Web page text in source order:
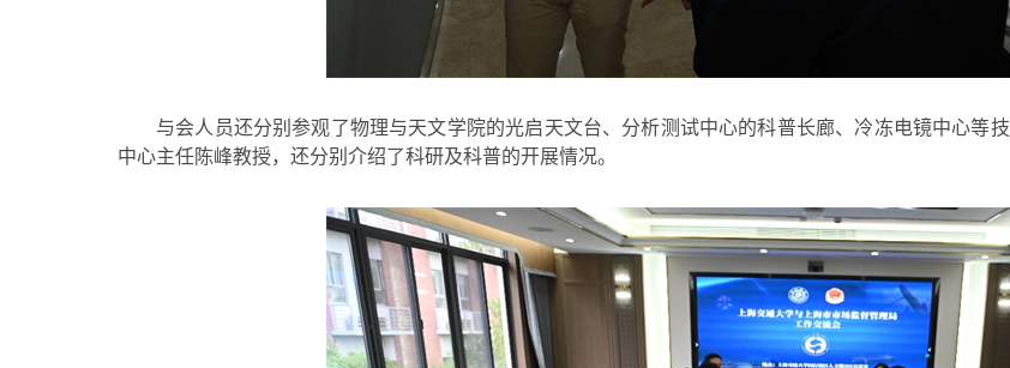
与会人员还分别参观了物理与天文学院的光启天文台、分析测试中心的科普长廊、冷冻电镜中心等
中心主任陈峰教授，还分别介绍了科研及科普的开展情况。